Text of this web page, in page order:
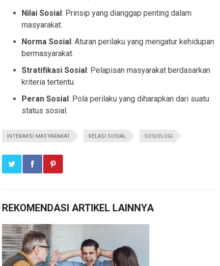
Nilai Sosial: Prinsip yang dianggap penting dalam
masyarakat.
Norma Sosial: Aturan perilaku yang mengatur kehidupan
bermasyarakat.
Stratifikasi Sosial: Pelapisan masyarakat berdasarkan
kriteria tertentu.
Peran Sosial: Pola perilaku yang diharapkan dari suatu
status sosial.
INTERAKSI MASYARAKAT RELASI SOSIAL SOSIOLOGI
REKOMENDASI ARTIKEL LAINNYA